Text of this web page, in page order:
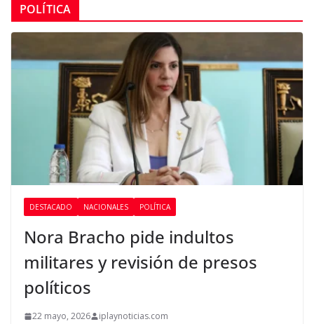
POLÍTICA
DESTACADO NACIONALES POLÍTICA
Nora Bracho pide indultos
militares y revisión de presos
políticos
22 mayo, 2026 iplaynoticias.com